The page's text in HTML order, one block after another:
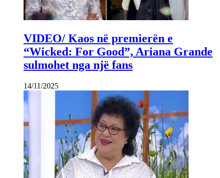
VIDEO/ Kaos në premierën e
“Wicked: For Good”, Ariana Grande
sulmohet nga një fans
14/11/2025